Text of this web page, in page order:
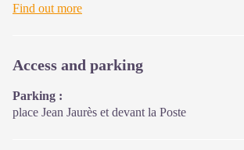
and raise awareness of, the sites and events as
Find out more
Access and parking
Parking :
place Jean Jaurès et devant la Poste